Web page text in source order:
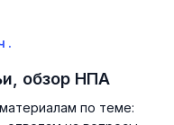
обзор НПА
по теме: